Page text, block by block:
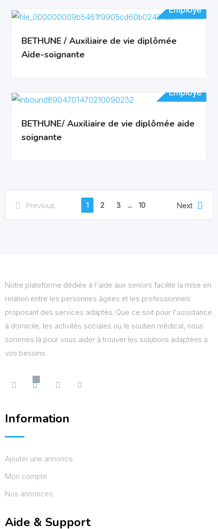
Employé
Employé
BETHUNE / Auxiliaire de vie diplômée
Aide-soignante
Employé
Employé
BETHUNE/ Auxiliaire de vie diplômée aide
soignante
Previous 1 2 3 ... 10 Next
Notre plateforme dédiée à l'aide aux seniors facilite la mise en
relation entre les personnes âgées et les professionnels
proposant des services adaptés. Que ce soit pour l'assistance
à domicile, les activités sociales ou le soutien médical, nous
sommes là pour vous aider à trouver les solutions adaptées à
vos besoins.
Information
Ajouter une annonce
Mon compte
Nos annonces
Aide & Support